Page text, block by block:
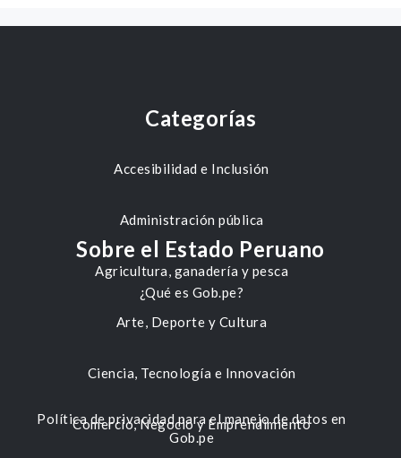
Categorías
Accesibilidad e Inclusión
Administración pública
Agricultura, ganadería y pesca
Arte, Deporte y Cultura
Ciencia, Tecnología e Innovación
Comercio, Negocio y Emprendimiento
Sobre el Estado Peruano
¿Qué es Gob.pe?
Política de privacidad para el manejo de datos en
Gob.pe